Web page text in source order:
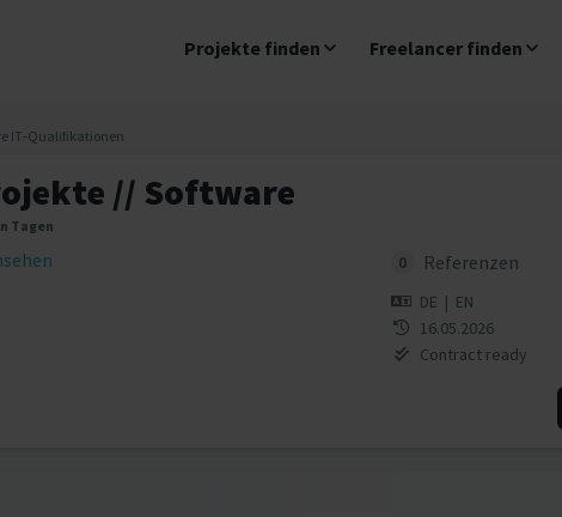
Projekte finden Freelancer finden
IT-Qualifikationen
// Software
Tagen
0 Referenzen
DE | EN
16.05.2026
Contract ready